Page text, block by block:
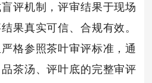
评机制，评审结果于现场
果真实可信、合规有效。
格参照茶叶审评标准，通
茶汤、评叶底的完整审评